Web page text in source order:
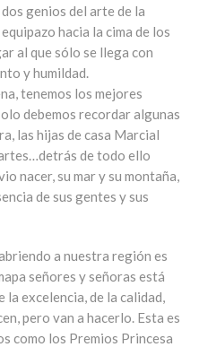
genios del arte de la
hacia la cima de los
al que sólo se llega con
y humildad.
tenemos los mejores
debemos recordar algunas
las hijas de casa Marcial
de todo ello
nacer, su mar y su montaña,
de sus gentes y sus
a nuestra región es
señores y señoras está
la excelencia, de la calidad,
pero van a hacerlo. Esta es
como los Premios Princesa